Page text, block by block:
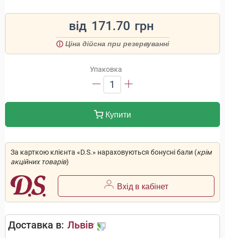
від 171.70 грн
Ціна дійсна при резервуванні
Упаковка
1
Купити
За карткою клієнта «D.S.» нараховуються бонусні бали (крім
акційних товарів)
Вхід в кабінет
Доставка в: Львів